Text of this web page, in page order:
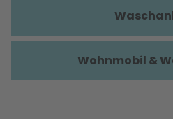
Wohnmobil &